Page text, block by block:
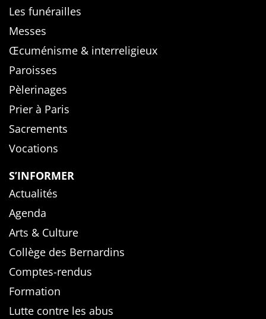
Les funérailles
Messes
Œcuménisme & interreligieux
Paroisses
Pèlerinages
Prier à Paris
Sacrements
Vocations
S’INFORMER
Actualités
Agenda
Arts & Culture
Collège des Bernardins
Comptes-rendus
Formation
Lutte contre les abus